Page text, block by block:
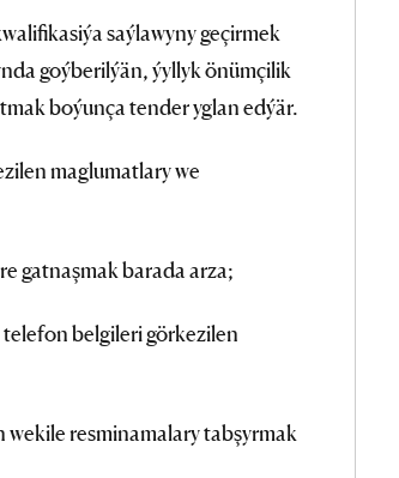
saýlawyny geçirmek
goýberilýän, ýyllyk önümçilik
boýunça tender yglan edýär.
maglumatlary we
gatnaşmak barada arza;
belgileri görkezilen
wekile resminamalary tabşyrmak